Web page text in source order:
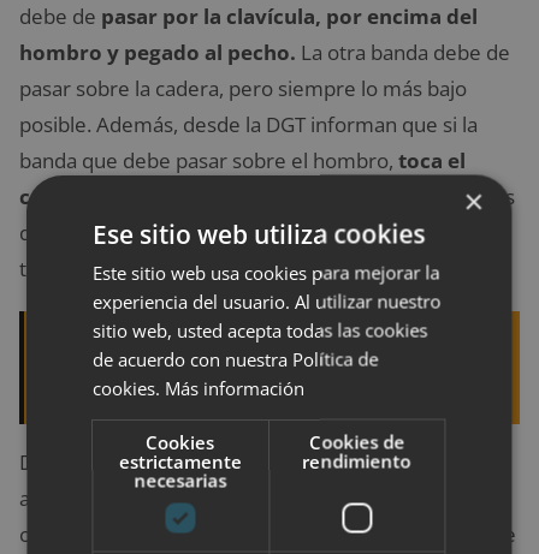
debe de pasar por la clavícula, por encima del
hombro y pegado al pecho. La otra banda debe de
pasar sobre la cadera, pero siempre lo más bajo
posible. Además, desde la DGT informan que si la
banda que debe pasar sobre el hombro, toca el
cuello o pasa por debajo del mentón,
los menores
deben de seguir utilizando la silla adecuada a su
tamaño.
Quizá te interese leer:
9 alimentos para aliviar
las náuseas durante el embarazo
Debes vigilar, de igual modo, que los cinturones y
arneses que emplees estén colocados
correctamente, evitando que estos se enreden o que
×
Ese sitio web utiliza cookies
Este sitio web usa cookies para mejorar la
experiencia del usuario. Al utilizar nuestro
sitio web, usted acepta todas las cookies
de acuerdo con nuestra Política de
cookies. Más información
Cookies
estrictamente
necesarias
Cookies de
rendimiento